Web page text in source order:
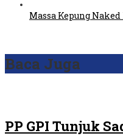
Massa Kepung
Baca Juga
PP GPI Tunjuk